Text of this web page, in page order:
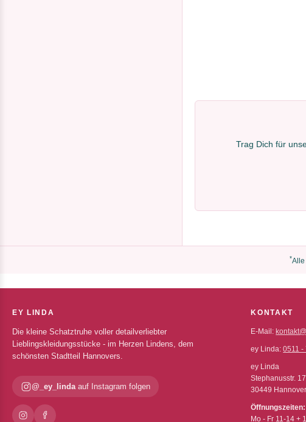
Trag Dich für
*Alle
EY LINDA
Die kleine Schatztruhe voller detailverliebter
Lieblingskleidungsstücke - im Herzen Lindens, dem
schönsten Stadtteil Hannovers.
@_ey_lindaauf Instagram folgen
KONTAKT
E-Mail:
ey Linda:0511 -
ey Linda
Stephanusstr. 17
30449 Hannover
Öffnungszeiten:
Mo - Fr 11-14 +